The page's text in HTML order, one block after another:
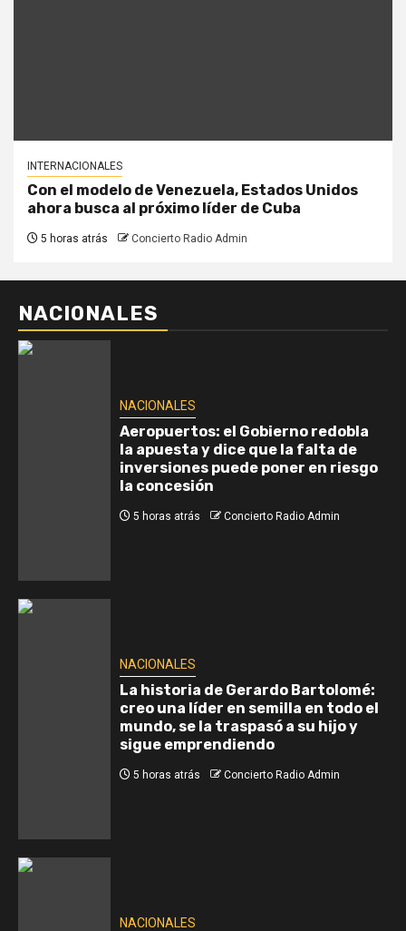
INTERNACIONALES
Con el modelo de Venezuela, Estados Unidos
ahora busca al próximo líder de Cuba
5 horas atrás Concierto Radio Admin
NACIONALES
NACIONALES
Aeropuertos: el Gobierno redobla
la apuesta y dice que la falta de
inversiones puede poner en riesgo
la concesión
5 horas atrás Concierto Radio Admin
NACIONALES
La historia de Gerardo Bartolomé:
creo una líder en semilla en todo el
mundo, se la traspasó a su hijo y
sigue emprendiendo
5 horas atrás Concierto Radio Admin
NACIONALES